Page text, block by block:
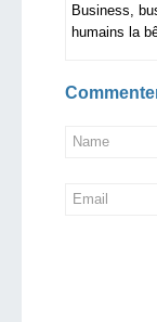
Business,
humains la